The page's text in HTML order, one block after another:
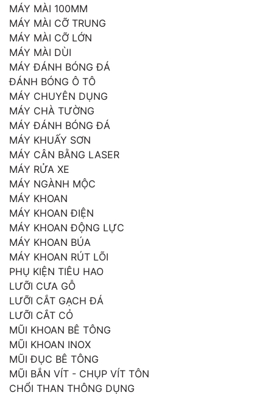
MÁY MÀI 100MM
MÁY MÀI CỠ TRUNG
MÁY MÀI CỠ LỚN
MÁY MÀI DÙI
MÁY ĐÁNH BÓNG ĐÁ
ĐÁNH BÓNG Ô TÔ
MÁY CHUYÊN DỤNG
MÁY CHÀ TƯỜNG
MÁY ĐÁNH BÓNG ĐÁ
MÁY KHUẤY SƠN
MÁY CÂN BẰNG LASER
MÁY RỬA XE
MÁY NGÀNH MỘC
MÁY KHOAN
MÁY KHOAN ĐIỆN
MÁY KHOAN ĐỘNG LỰC
MÁY KHOAN BÚA
MÁY KHOAN RÚT LÕI
PHỤ KIỆN TIÊU HAO
LƯỠI CƯA GỖ
LƯỠI CẮT GẠCH ĐÁ
LƯỠI CẮT CỎ
MŨI KHOAN BÊ TÔNG
MŨI KHOAN INOX
MŨI ĐỤC BÊ TÔNG
MŨI BẮN VÍT - CHỤP VÍT TÔN
CHỔI THAN THÔNG DỤNG